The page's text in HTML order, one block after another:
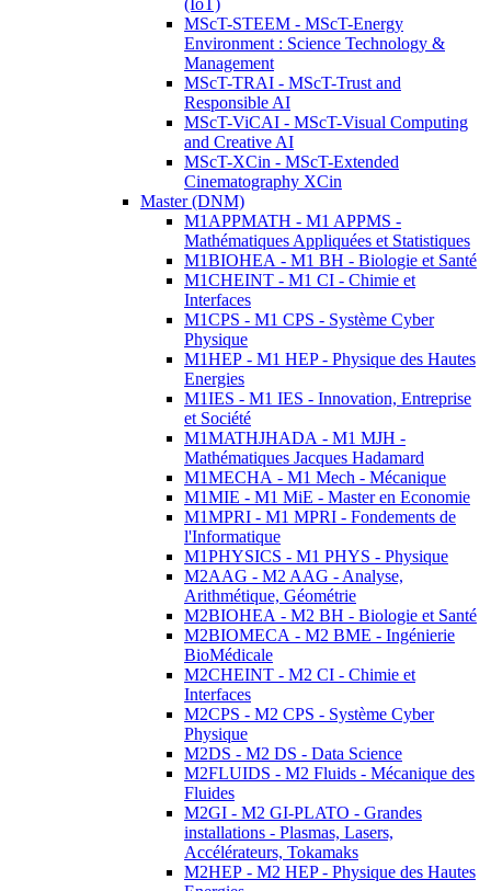
(IoT)
MScT-STEEM - MScT-Energy
Environment : Science Technology &
Management
MScT-TRAI - MScT-Trust and
Responsible AI
MScT-ViCAI - MScT-Visual Computing
and Creative AI
MScT-XCin - MScT-Extended
Cinematography XCin
Master (DNM)
M1APPMATH - M1 APPMS -
Mathématiques Appliquées et Statistiques
M1BIOHEA - M1 BH - Biologie et Santé
M1CHEINT - M1 CI - Chimie et
Interfaces
M1CPS - M1 CPS - Système Cyber
Physique
M1HEP - M1 HEP - Physique des Hautes
Energies
M1IES - M1 IES - Innovation, Entreprise
et Société
M1MATHJHADA - M1 MJH -
Mathématiques Jacques Hadamard
M1MECHA - M1 Mech - Mécanique
M1MIE - M1 MiE - Master en Economie
M1MPRI - M1 MPRI - Fondements de
l'Informatique
M1PHYSICS - M1 PHYS - Physique
M2AAG - M2 AAG - Analyse,
Arithmétique, Géométrie
M2BIOHEA - M2 BH - Biologie et Santé
M2BIOMECA - M2 BME - Ingénierie
BioMédicale
M2CHEINT - M2 CI - Chimie et
Interfaces
M2CPS - M2 CPS - Système Cyber
Physique
M2DS - M2 DS - Data Science
M2FLUIDS - M2 Fluids - Mécanique des
Fluides
M2GI - M2 GI-PLATO - Grandes
installations - Plasmas, Lasers,
Accélérateurs, Tokamaks
M2HEP - M2 HEP - Physique des Hautes